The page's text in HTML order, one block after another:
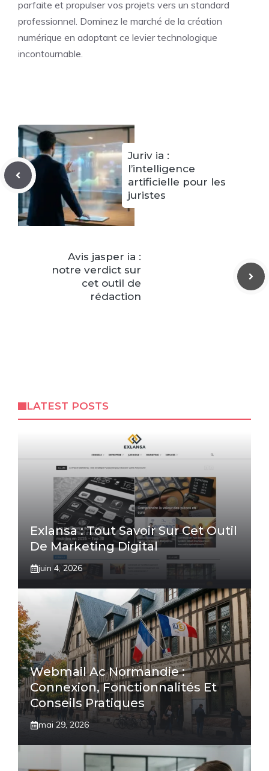
parfaite et propulser vos projets vers un standard
professionnel. Dominez le marché de la création
numérique en adoptant ce levier technologique
incontournable.
Juriv ia :
l’intelligence
artificielle pour les
juristes
Avis jasper ia :
notre verdict sur
cet outil de
rédaction
LATEST POSTS
Exlansa : Tout Savoir Sur Cet Outil
De Marketing Digital
juin 4, 2026
Webmail Ac Normandie :
Connexion, Fonctionnalités Et
Conseils Pratiques
mai 29, 2026